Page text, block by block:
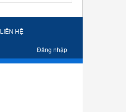
LIÊN HỆ
Đăng nhập